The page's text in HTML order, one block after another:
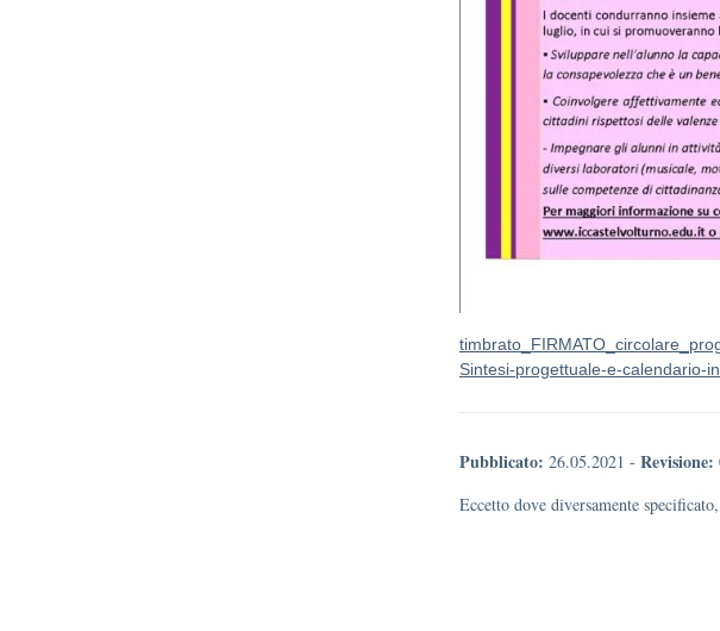
Sintesi-progettuale-e-calendario-
Pubblicato: 26.05.2021 - Revisione:
Eccetto dove diversamente